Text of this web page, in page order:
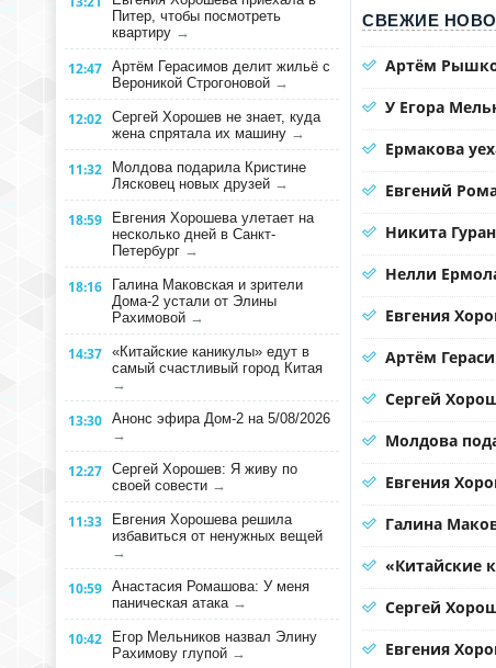
Питер, чтобы посмотреть
квартиру →
12:47 Артём Герасимов делит жильё с
Вероникой Строгоновой →
12:02 Сергей Хорошев не знает, куда
жена спрятала их машину →
11:32
Молдова подарила Кристине
Лясковец новых друзей →
18:59
Евгения Хорошева улетает на
несколько дней в Санкт-
Петербург →
18:16
Галина Маковская и зрители
Дома-2 устали от Элины
Рахимовой →
14:37 «Китайские каникулы» едут в
самый счастливый город Китая
→
13:30 Анонс эфира Дом-2 на 5/08/2026
→
12:27 Сергей Хорошев: Я живу по
своей совести →
11:33
Евгения Хорошева решила
избавиться от ненужных вещей
→
10:59 Анастасия Ромашова: У меня
паническая атака →
10:42
Егор Мельников назвал Элину
Рахимову глупой →
СВЕЖИЕ
Артём
У Егора
Ермакова
Евгений
Никита
Нелли
Евгения
Артём
Сергей
Молдова
Евгения
Галина
«Китайские
Сергей
Евгения